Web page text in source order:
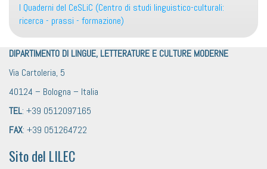
I Quaderni del CeSLiC (Centro di studi linguistico-culturali:
ricerca - prassi - formazione)
DIPARTIMENTO DI LINGUE, LETTERATURE E CULTURE MODERNE
Via Cartoleria, 5
40124 – Bologna – Italia
TEL: +39 0512097165
FAX: +39 051264722
Sito del LILEC